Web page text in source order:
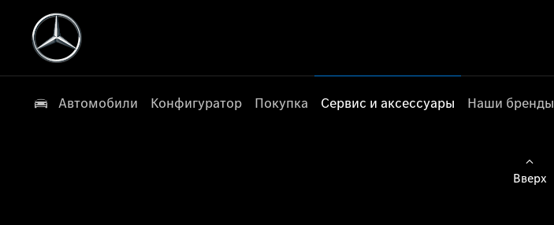
Автомобили Конфигуратор Покупка Сервис и аксессуары Наши бренды
Вверх